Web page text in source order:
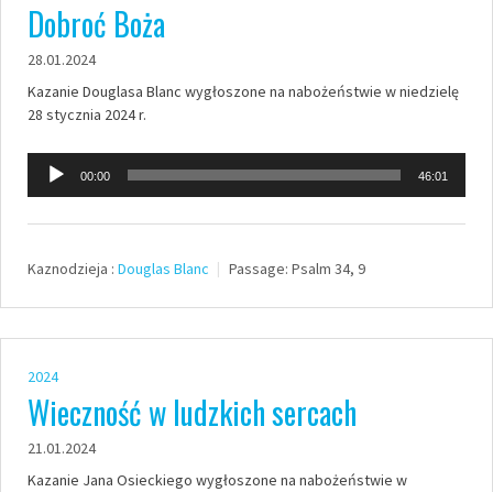
Dobroć Boża
28.01.2024
Kazanie Douglasa Blanc wygłoszone na nabożeństwie w niedzielę
28 stycznia 2024 r.
Odtwarzacz
plików
dźwiękowych
00:00 46:01
Kaznodzieja : Douglas Blanc Passage: Psalm 34, 9
2024
Wieczność w ludzkich sercach
21.01.2024
Kazanie Jana Osieckiego wygłoszone na nabożeństwie w